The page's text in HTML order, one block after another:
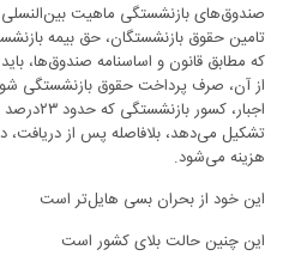
صندوق‌های بازنشستگی ماهیت بین‌النسلی
تامین حقوق بازنشستگان، حق بیمه
که مطابق قانون و اساسنامه صندوق‌ها،
از آن، صرف پرداخت حقوق بازنشستگی
اجبار،
تشکیل می‌دهد، بلافاصله پس از دریافت،
هزینه می‌شود.
این خود از بحران بسی هایل‌تر است
این چنین حالت بلای کشور است